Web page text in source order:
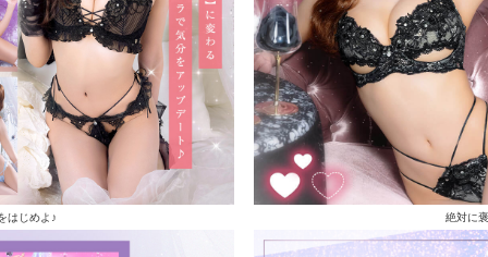
はじめよ♪ 絶対に